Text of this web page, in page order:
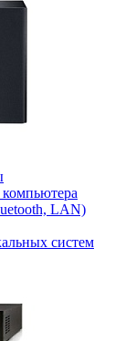
LAN)
систем